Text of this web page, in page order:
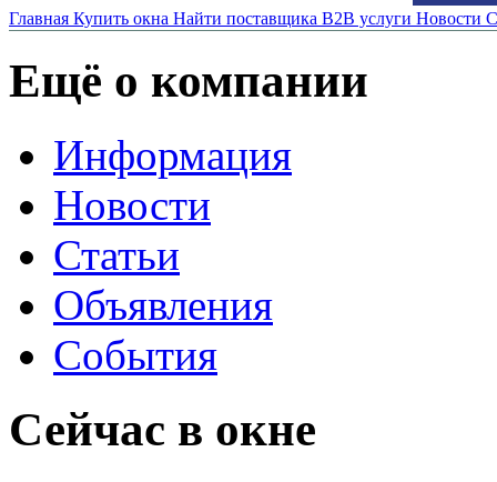
Главная Купить окна Найти поставщика B2B услуги Новости
Ещё о компании
Информация
Новости
Статьи
Объявления
События
Сейчас в окне